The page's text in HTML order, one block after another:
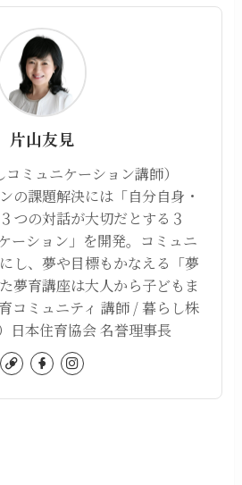
片山友見
コミュニケーション講師）
の課題解決には「自分自身・
つの対話が大切だとする３
ーション」を開発。コミュニ
し、夢や目標もかなえる「夢
夢育講座は大人から子どもま
コミュニティ 講師 / 暮らし株
日本住育協会 名誉理事長